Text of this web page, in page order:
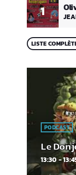
1
LISTE
PODCAST
Le
13:30 -